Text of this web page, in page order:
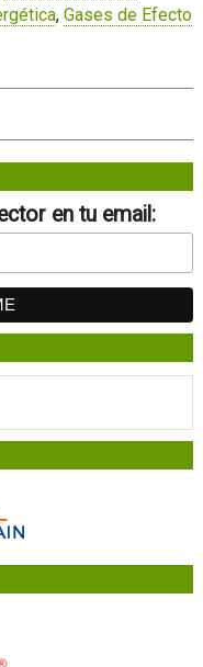
, Gases de Efecto
en tu email: